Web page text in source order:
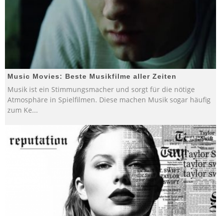
Music Movies: Beste Musikfilme aller Zeiten
Musik ist ein Stimmungsmacher und sorgt für die nötige
Atmosphäre in Spielfilmen. Diese machen Musik sogar häufig
zum Ke...